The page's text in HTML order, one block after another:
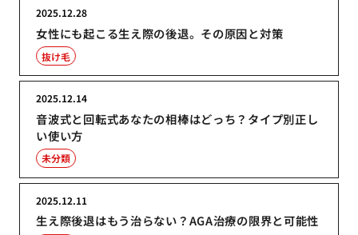
女性にも起こる生え際の後退。その原因と対策
2025.12.28
抜け毛
音波式と回転式あなたの相棒はどっち？タイプ別正し
い使い方
2025.12.14
未分類
生え際後退はもう治らない？AGA治療の限界と可能性
2025.12.11